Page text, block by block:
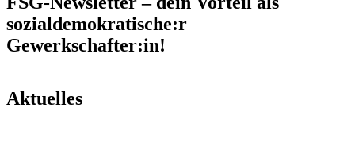
sozialdemokratische:r
Gewerkschafter:in!
Aktuelles